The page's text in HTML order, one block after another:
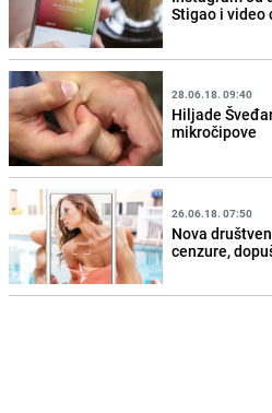
Stigao i video
28.06.18. 09:40
Hiljade
mikročipove
26.06.18. 07:50
Nova
cenzure,